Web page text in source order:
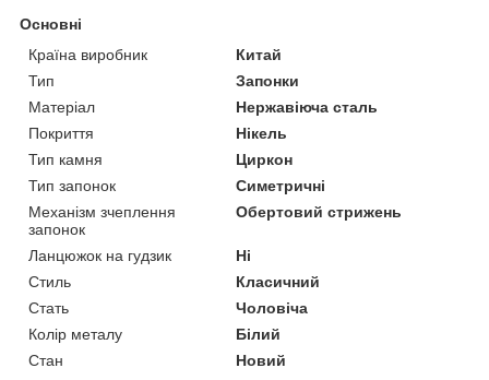
Основні
Країна виробник
Китай
Тип
Запонки
Матеріал
Нержавіюча сталь
Покриття
Нікель
Тип камня
Циркон
Тип запонок
Симетричні
Механізм зчеплення
запонок
Обертовий стрижень
Ланцюжок на гудзик
Ні
Стиль
Класичний
Стать
Чоловіча
Колір металу
Білий
Стан
Новий